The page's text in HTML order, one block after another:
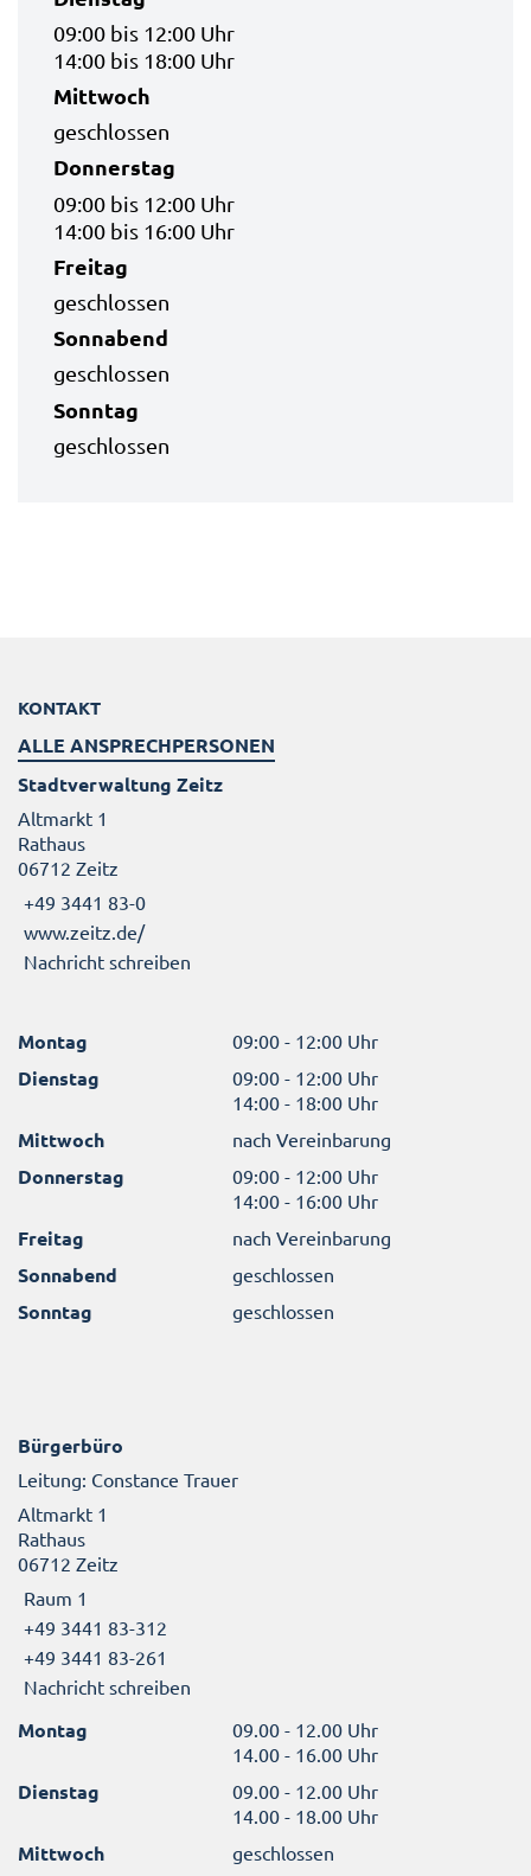
09:00 bis 12:00 Uhr
14:00 bis 18:00 Uhr
Mittwoch
geschlossen
Donnerstag
09:00 bis 12:00 Uhr
14:00 bis 16:00 Uhr
Freitag
geschlossen
Sonnabend
geschlossen
Sonntag
geschlossen
KONTAKT
ALLE ANSPRECHPERSONEN
Stadtverwaltung Zeitz
Altmarkt 1
Rathaus
06712 Zeitz
+49 3441 83-0
www.zeitz.de/
Nachricht schreiben
Montag 09:00 - 12:00 Uhr
Dienstag
09:00 - 12:00 Uhr
14:00 - 18:00 Uhr
Mittwoch nach Vereinbarung
Donnerstag
09:00 - 12:00 Uhr
14:00 - 16:00 Uhr
Freitag nach Vereinbarung
Sonnabend geschlossen
Sonntag geschlossen
Bürgerbüro
Leitung: Constance Trauer
Altmarkt 1
Rathaus
06712 Zeitz
Raum 1
+49 3441 83-312
+49 3441 83-261
Nachricht schreiben
Montag
09.00 - 12.00 Uhr
14.00 - 16.00 Uhr
Dienstag
09.00 - 12.00 Uhr
14.00 - 18.00 Uhr
Mittwoch geschlossen